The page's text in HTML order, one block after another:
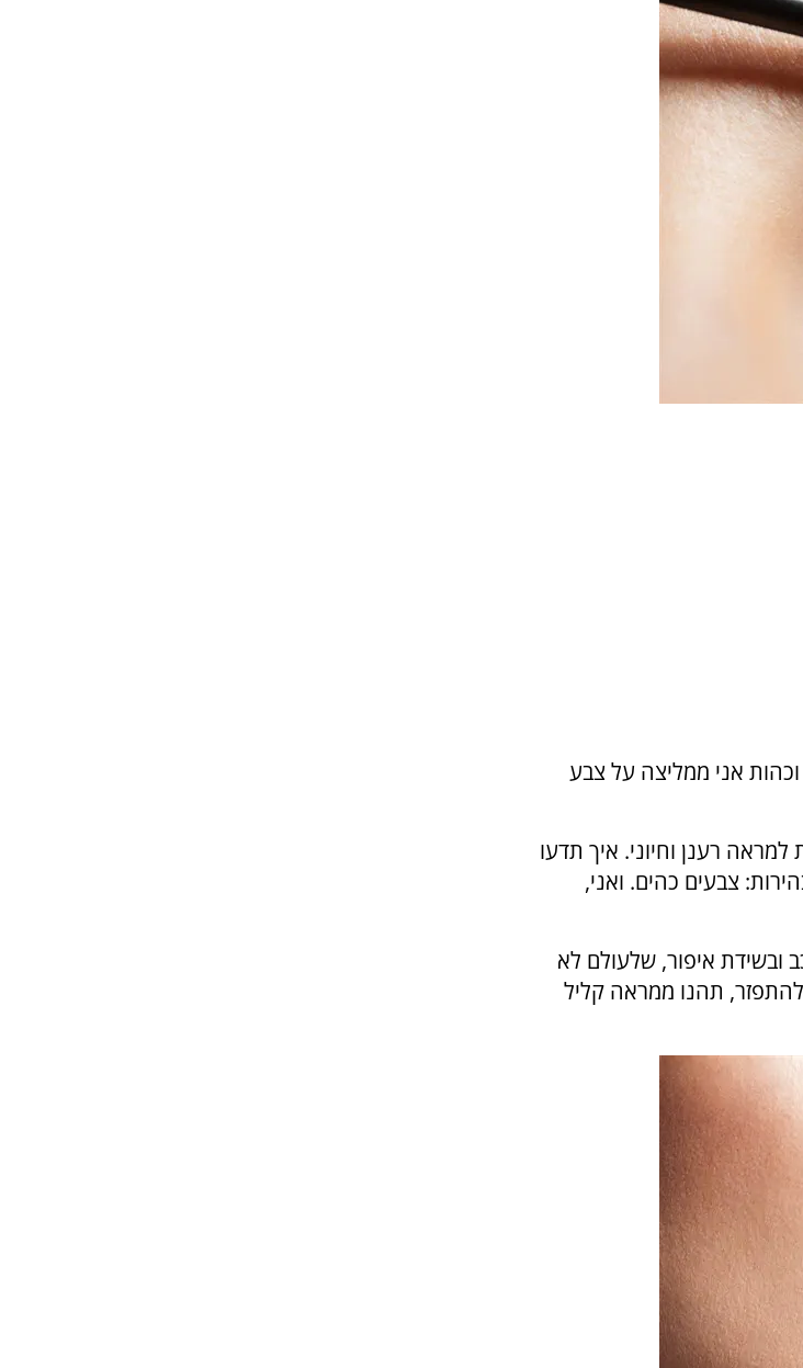
וכהות אני ממליצה על צבע
רענן וחיוני. איך תדעו
צבעים כהים. ואני,
ובשידת איפור, שלעולם לא
להתפזר, תהנו ממראה קליל